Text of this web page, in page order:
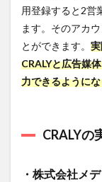
用登録すると2営
ます。そのアカ
とができます。
CRALYと広告媒
力できるように
CRALYの
・株式会社メ